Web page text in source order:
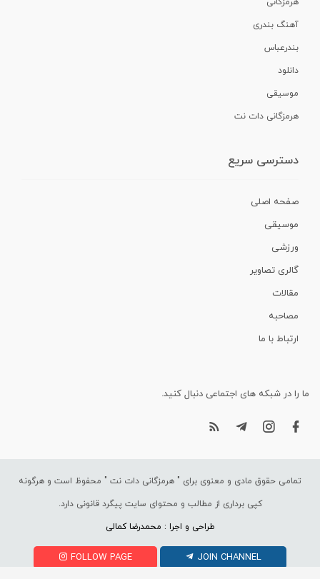
آهنگ بندری
بندرعباس
دانلود
موسیقی
هرمزگانی دات نت
دسترسی سریع
صفحه اصلی
موسیقی
ورزشی
گالری تصاویر
مقالات
مصاحبه
ارتباط با ما
ما را در شبکه های اجتماعی دنبال کنید.
تمامی حقوق مادی و معنوی برای " هرمزگانی دات نت " محفوظ است و هرگونه
کپی برداری از مطالب و محتوای سایت پیگرد قانونی دارد.
طراحی و اجرا : محمدرضا کمالی
FOLLOW PAGE JOIN CHANNEL